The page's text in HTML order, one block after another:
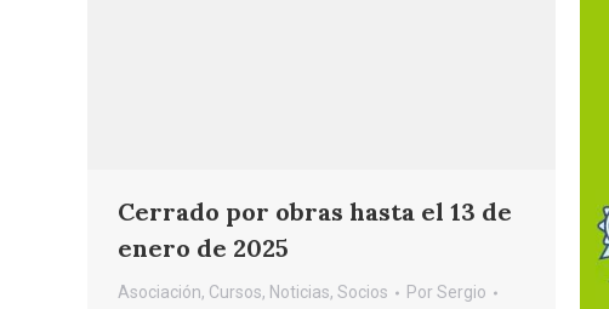
Cerrado por obras hasta el 13 de
enero de 2025
Asociación, Cursos, Noticias, Socios PorSergio